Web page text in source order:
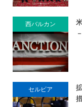
西バルカン
セルビア